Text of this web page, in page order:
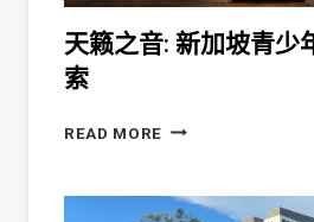
天籁之音: 新加坡青少
索
READ MORE